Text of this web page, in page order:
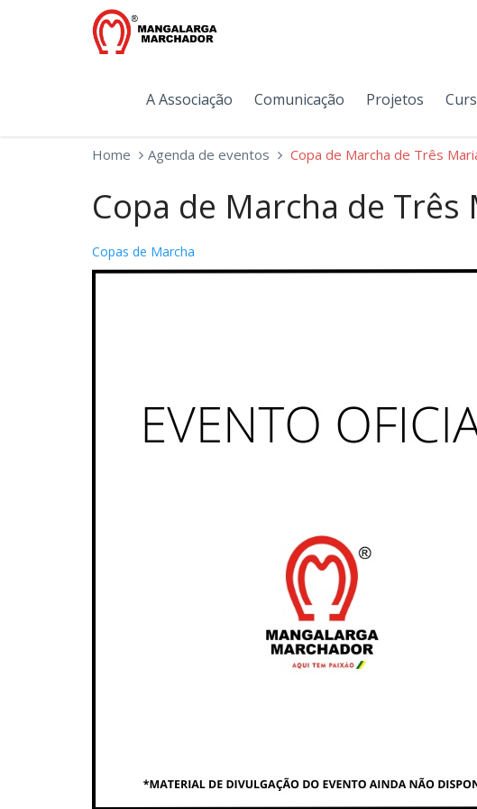
A Associação Comunicação Projetos
Home Agenda de eventos Copa de Marcha de Três
Copa de Marcha de Três
Copas de Marcha